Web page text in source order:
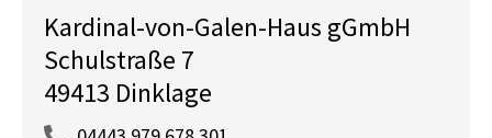
Kardinal-von-Galen-Haus gGmbH
Schulstraße 7
49413 Dinklage